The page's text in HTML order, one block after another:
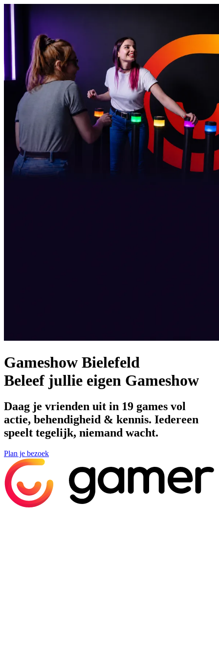
Gameshow Bielefeld
Beleef jullie eigen Gameshow
Daag je vrienden uit in 19 games vol
actie, behendigheid & kennis. Iedereen
speelt tegelijk, niemand wacht.
Plan je bezoek